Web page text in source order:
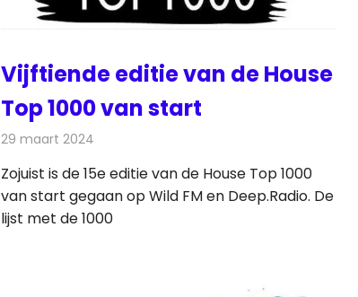
Vijftiende editie van de House
Top 1000 van start
29 maart 2024
Zojuist is de 15e editie van de House Top 1000
van start gegaan op Wild FM en Deep.Radio. De
lijst met de 1000